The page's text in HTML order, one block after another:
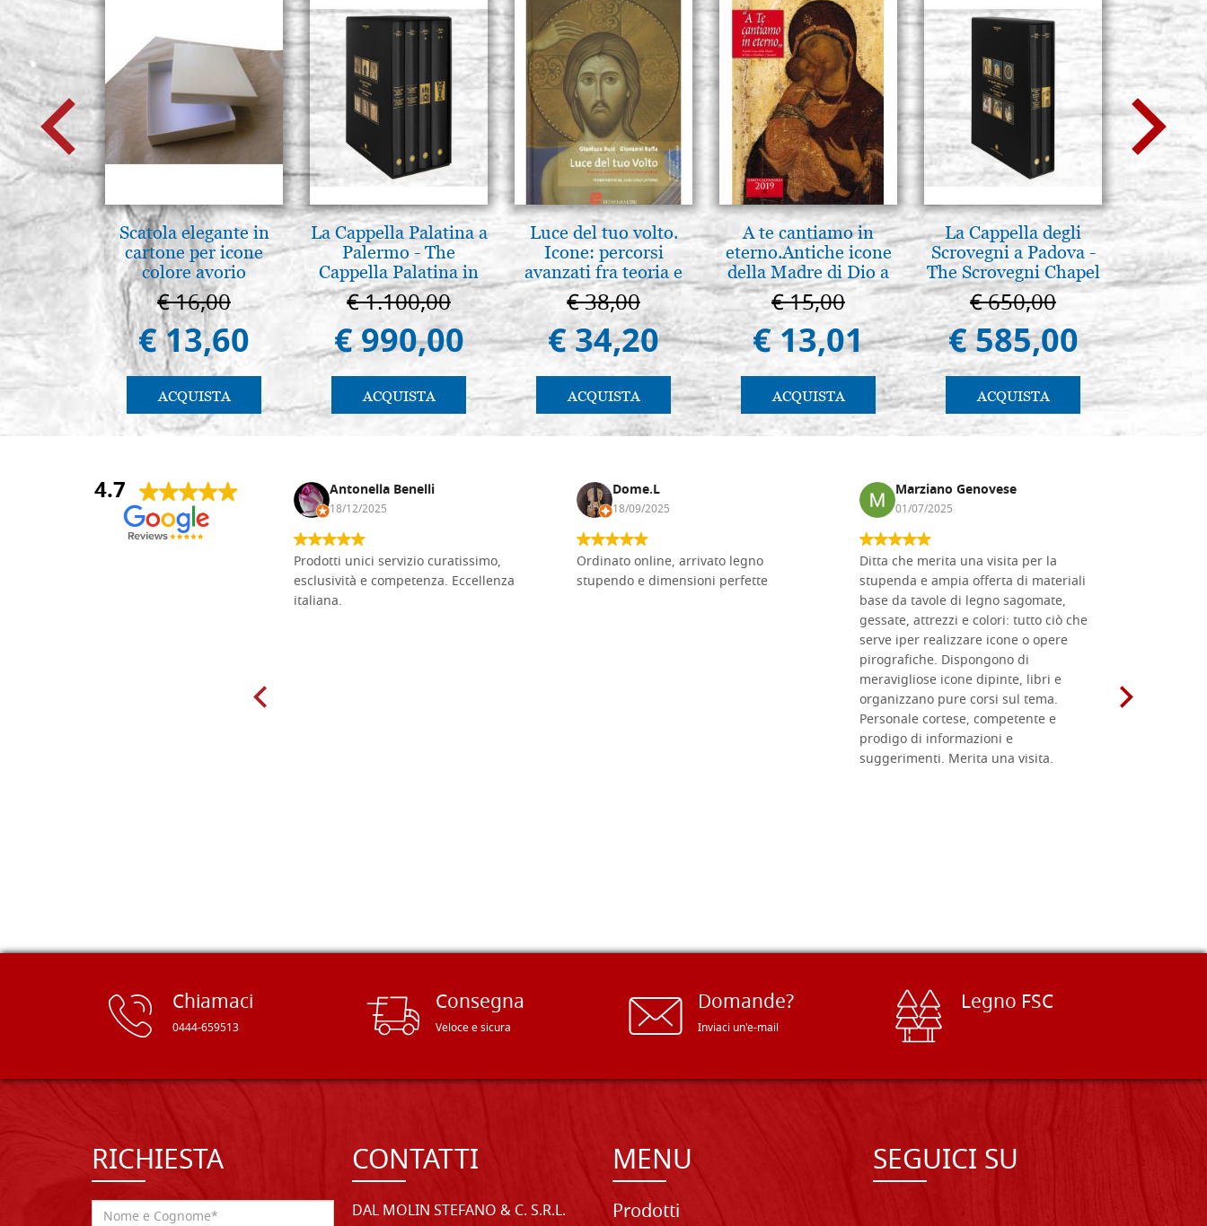
Scatola elegante in
cartone per icone
colore avorio
€ 16,00
€ 13,60
ACQUISTA
La Cappella Palatina a
Palermo - The
Cappella Palatina in
Palermo
€ 1.100,00
€ 990,00
ACQUISTA
Luce del tuo volto.
Icone: percorsi
avanzati fra teoria e
pratica. pg. 430
€ 38,00
€ 34,20
ACQUISTA
A te cantiamo in
eterno.Antiche icone
della Madre di Dio a
Vladimir e Suzdal
(libro-cal. 2019)
€ 15,00
€ 13,01
ACQUISTA
La Cappella degli
Scrovegni a Padova -
The Scrovegni Chapel
in Padua
€ 650,00
€ 585,00
ACQUISTA
Madre
€
€
4.7
Andrea Monguzzi Antonella Benelli
18/12/2025
Prodotti unici servizio curatissimo,
esclusività e competenza. Eccellenza
italiana.
Dome.L
18/09/2025
Ordinato online, arrivato legno
stupendo e dimensioni perfette
Marziano Genovese
01/07/2025
Ditta che merita una visita per la
stupenda e ampia offerta di materiali
base da tavole di legno sagomate,
gessate, attrezzi e colori: tutto ciò che
serve iper realizzare icone o opere
pirografiche. Dispongono di
meravigliose icone dipinte, libri e
organizzano pure corsi sul tema.
Personale cortese, competente e
prodigo di informazioni e
suggerimenti. Merita una visita.
Chiamaci
0444-659513
Consegna
Veloce e sicura
Domande?
Inviaci un'e-mail
Legno FSC
RICHIESTA CONTATTI
DAL MOLIN STEFANO & C. S.R.L.
MENU
Prodotti
SEGUICI SU